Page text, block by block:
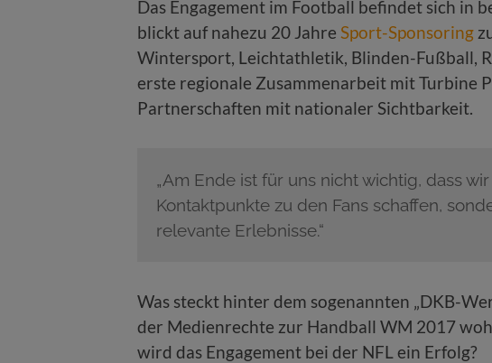
Das Engagement im Football befindet sich in
blickt auf nahezu 20 Jahre Sport-Sponsoring
Wintersport, Leichtathletik, Blinden-Fußball,
erste regionale Zusammenarbeit mit Turbine
Partnerschaften mit nationaler Sichtbarkeit.
„Am Ende ist für uns nicht wichtig, dass
Kontaktpunkte zu den Fans schaffen,
relevante Erlebnisse.“
Was steckt hinter dem sogenannten „DKB-
der Medienrechte zur Handball WM 2017
wird das Engagement bei der NFL ein Erfolg?